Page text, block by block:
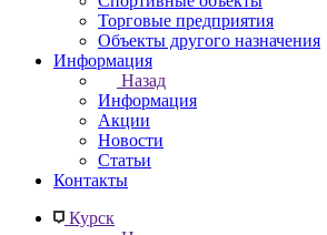
Торговые предприятия
Объекты другого назначения
Информация
Назад
Информация
Акции
Новости
Статьи
Контакты
Курск